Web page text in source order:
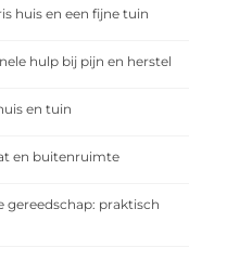
huis en een fijne tuin
hulp bij pijn en herstel
en tuin
en buitenruimte
gereedschap: praktisch